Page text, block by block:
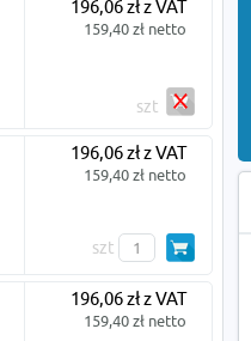
196,06 zł z VAT
159,40 zł netto
szt
196,06 zł z VAT
159,40 zł netto
szt
196,06 zł z VAT
159,40 zł netto